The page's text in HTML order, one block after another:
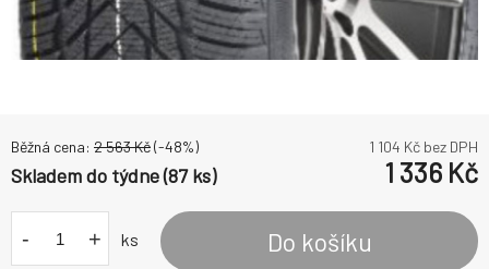
Běžná cena: 2 563Kč(-48%) 1 104 Kč bez DPH
Skladem do týdne (87 ks) 1 336 Kč
- + ks Do košíku